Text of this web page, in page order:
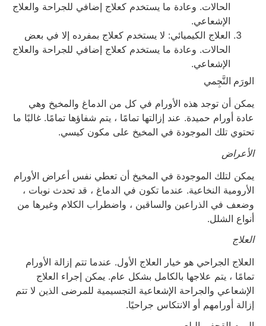
الحالات. وعادة ما يستخدم كعلاج إضافي للجراحة والعلاج
الإشعاعي.
العلاج الكيميائي: لا يستخدم كعلاج بمفرده إلا في بعض
الحالات. وعادة ما يستخدم كعلاج إضافي للجراحة والعلاج
الإشعاعي.
الورَم النَّجِمي
يمكن أن توجد هذه الأورام في كل من الدماغ والمخيخ وهي
عادة أورام حميدة. عند إزالتها تمامًا ، يتم شفاؤها تمامًا. غالبًا ما
تحتوي تلك الموجودة في المخيخ على مكون كيسي.
الأعراض
يمكن لتلك الموجودة في المخيخ أن تعطي نفس أعراض الأورام
الأرومية النخاعية. عندما تكون في الدماغ ، قد تحدث نوبات ،
وضعف في الذراعين والساقين ، واضطراب الكلام وغيرها من
أنواع الشلل.
العلاج
العلاج الجراحي هو خيار العلاج الأول. عندما تتم إزالة الأورام
تمامًا ، يتم علاجها بالكامل بشكل عام. يمكن إجراء العلاج
الإشعاعي والجراحة الإشعاعية التجسيمية للمرضى الذين لا تتم
إزالة أورامهم أو الانتكاس جراحيًا.